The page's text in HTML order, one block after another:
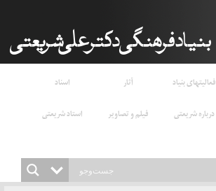
فعالیتهای بنیاد آثار
اسناد
درباره شریعتی فیلم و تصاویر
استاد شریعتی